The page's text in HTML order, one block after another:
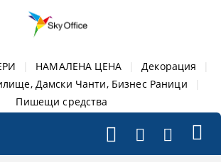
НАМАЛЕНА ЦЕНА Декорация
Дамски Чанти, Бизнес Раници
Пишещи средства